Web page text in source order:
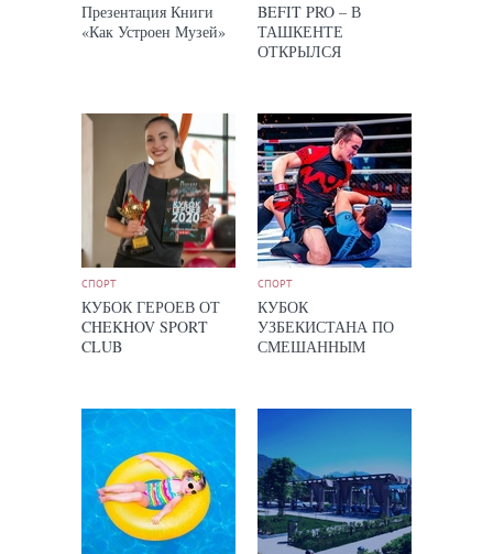
Презентация Книги
«Как Устроен Музей»
BEFIT PRO – В
ТАШКЕНТЕ
ОТКРЫЛСЯ
СЕГМЕНТА
СПОРТ
КУБОК ГЕРОЕВ ОТ
CHEKHOV SPORT
CLUB
СПОРТ
КУБОК
УЗБЕКИСТАНА ПО
СМЕШАННЫМ